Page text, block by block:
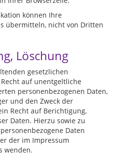
können Ihre
übermitteln, nicht von Dritten
Löschung
gesetzlichen
auf unentgeltliche
personenbezogenen Daten,
und den Zweck der
Recht auf Berichtigung,
Daten. Hierzu sowie zu
Daten
der im Impressum
wenden.